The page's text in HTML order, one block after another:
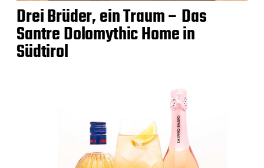
Drei Brüder, ein Traum – Das
Santre Dolomythic Home in
Südtirol